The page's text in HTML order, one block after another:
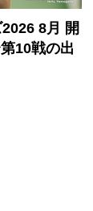
8月 開
10戦の出